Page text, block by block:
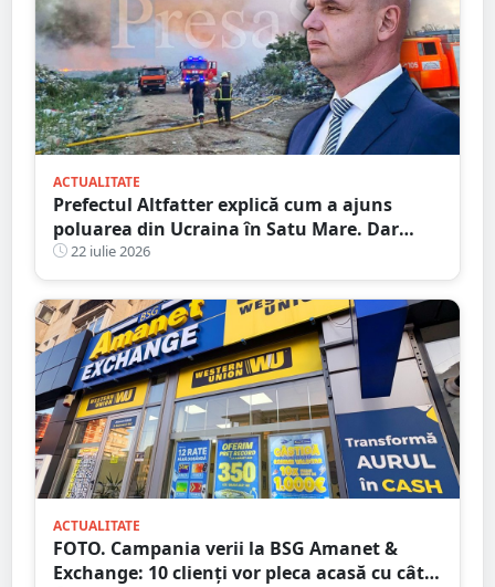
ACTUALITATE
Prefectul Altfatter explică cum a ajuns
poluarea din Ucraina în Satu Mare. Dar
nimic despre RATEUL instituțiilor publice
22 iulie 2026
ACTUALITATE
FOTO. Campania verii la BSG Amanet &
Exchange: 10 clienți vor pleca acasă cu câte